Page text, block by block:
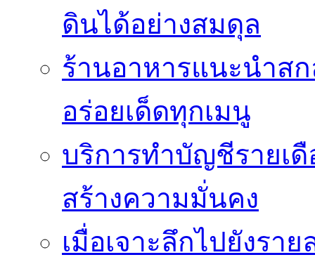
ดินได้อย่างสมดุล
ร้านอาหารแนะนำส
อร่อยเด็ดทุกเมนู
บริการทำบัญชีรายเ
สร้างความมั่นคง
เมื่อเจาะลึกไปยังรา